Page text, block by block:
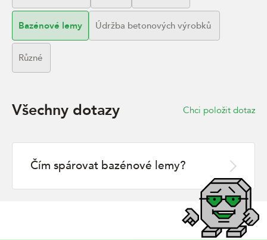
Bazénové lemy Údržba betonových výrobků
Různé
Všechny dotazy Chci položit dotaz
Čím spárovat bazénové lemy?